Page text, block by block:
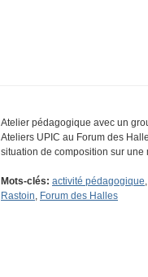
Atelier pédagogique avec un
Ateliers UPIC au Forum des
situation de composition sur une
Mots-clés: activité pédagogique,
Rastoin, Forum des Halles